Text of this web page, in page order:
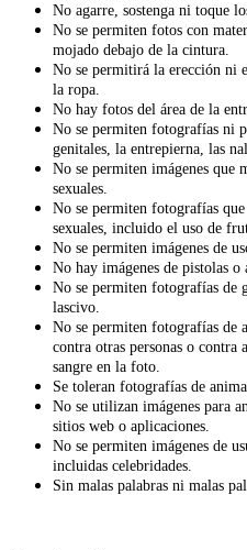
No agarre, sostenga ni toque
No se permiten fotos con
mojado debajo de la cintura.
No se permitirá la erección ni
la ropa.
No hay fotos del área de la
No se permiten fotografías ni
genitales, la entrepierna, las
No se permiten imágenes que
sexuales.
No se permiten fotografías
sexuales, incluido el uso de
No se permiten imágenes de
No hay imágenes de pistolas o
No se permiten fotografías de
lascivo.
No se permiten fotografías de
contra otras personas o
sangre en la foto.
Se toleran fotografías de
No se utilizan imágenes para
sitios web o aplicaciones.
No se permiten imágenes de
incluidas celebridades.
Sin malas palabras ni malas